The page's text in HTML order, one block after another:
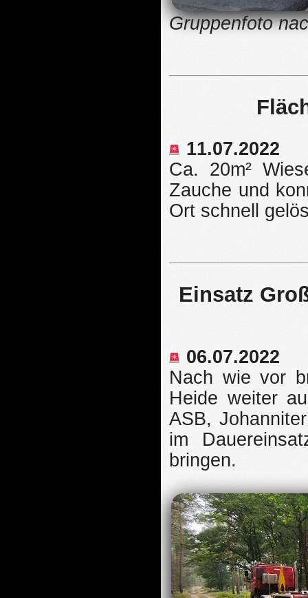
Gruppenfoto
11.07.2022
Ca. 20m²
Zauche und
Ort schnell
Einsatz
06.07.2022
Nach wie vor
Heide weiter
ASB,
im
bringen.